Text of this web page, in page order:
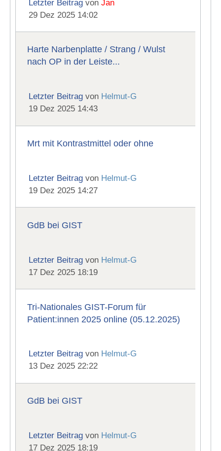
Letzter Beitrag vonJan
29 Dez 2025 14:02
Harte Narbenplatte / Strang / Wulst
nach OP in der Leiste...
Letzter Beitrag von Helmut-G
19 Dez 2025 14:43
Mrt mit Kontrastmittel oder ohne
Letzter Beitrag von Helmut-G
19 Dez 2025 14:27
GdB bei GIST
Letzter Beitrag von Helmut-G
17 Dez 2025 18:19
Tri-Nationales GIST-Forum für
Patient:innen 2025 online (05.12.2025)
Letzter Beitrag von Helmut-G
13 Dez 2025 22:22
GdB bei GIST
Letzter Beitrag von Helmut-G
17 Dez 2025 18:19